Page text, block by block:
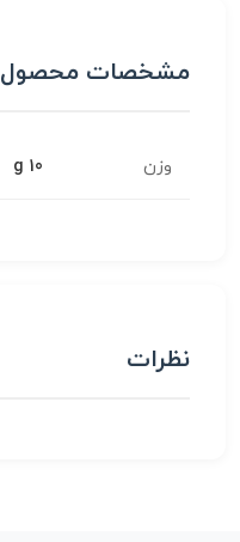
مشخصات محصول
وزن 10 g
نظرات